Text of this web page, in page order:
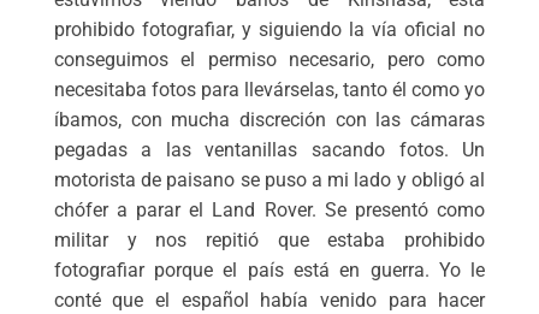
prohibido fotografiar, y siguiendo la vía oficial no
conseguimos el permiso necesario, pero como
necesitaba fotos para llevárselas, tanto él como yo
íbamos, con mucha discreción con las cámaras
pegadas a las ventanillas sacando fotos. Un
motorista de paisano se puso a mi lado y obligó al
chófer a parar el Land Rover. Se presentó como
militar y nos repitió que estaba prohibido
fotografiar porque el país está en guerra. Yo le
conté que el español había venido para hacer